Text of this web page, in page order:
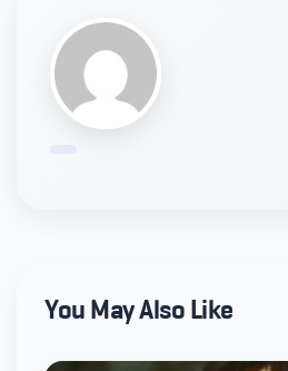
You May Also Like